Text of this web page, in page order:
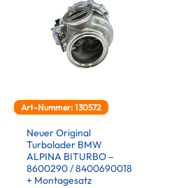
Art-Nummer: 130572
Neuer Original
Turbolader BMW
ALPINA BITURBO –
8600290 / 8400690018
+ Montagesatz